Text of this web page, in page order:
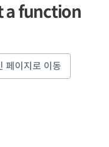
a function
페이지로 이동